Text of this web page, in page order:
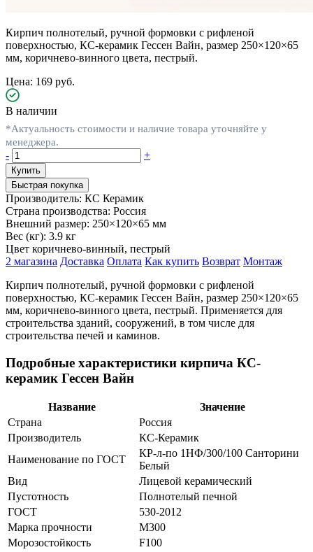
Кирпич полнотелый, ручной формовки с рифленой
поверхностью, КС-керамик Гессен Вайн, размер 250×120×65
мм, коричнево-винного цвета, пестрый.
Цена: 169 руб.
В наличии
*Актуальность стоимости и наличие товара уточняйте у
менеджера.
-
+
Быстрая покупка
Производитель: КС Керамик
Страна производства: Россия
Внешний размер: 250×120×65 мм
Вес (кг): 3.9 кг
Цвет коричнево-винный, пестрый
2 магазина Доставка Оплата Как купить Возврат Монтаж
Кирпич полнотелый, ручной формовки с рифленой
поверхностью, КС-керамик Гессен Вайн, размер 250×120×65
мм, коричнево-винного цвета, пестрый. Применяется для
строительства зданий, сооружений, в том числе для
строительства печей и каминов.
Подробные характеристики кирпича КС-
керамик Гессен Вайн
Название
Значение
Страна
Россия
Производитель
КС-Керамик
Наименование по ГОСТ
КР-л-по 1НФ/300/100 Санторини
Белый
Вид
Лицевой керамический
Пустотность
Полнотелый печной
ГОСТ
530-2012
Марка прочности
M300
Морозостойкость
F100